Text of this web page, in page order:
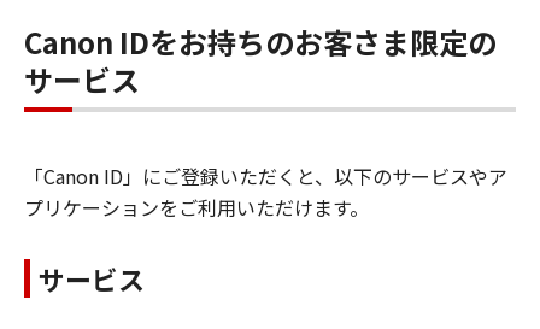
Canon IDをお持ちのお客さま限定の
サービス
「Canon ID」にご登録いただくと、以下のサービスやア
プリケーションをご利用いただけます。
サービス